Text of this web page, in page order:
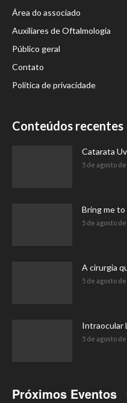
Área do associado
Auxiliares de Oftalmologia
Público geral
Contato
Política de privacidade
Conteúdos recentes
Catarata
5 de agosto
Bring me to
5 de agosto
A cirurgia
5 de agosto
Intraocular
5 de agosto
Próximos Eventos